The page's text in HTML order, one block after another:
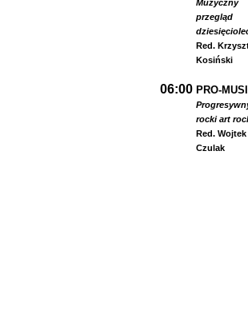
Muzyczny
przegląd
Red.
Kosiński
06:00 PRO-
rocki art
Red. Wojtek
Czulak